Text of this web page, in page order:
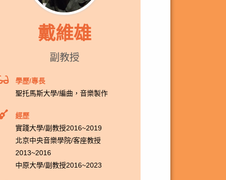
戴維雄
副教授
學歷/專長
聖托馬斯大學/編曲，音樂製作
經歷
實踐大學/副教授2016~2019
北京中央音樂學院/客座教授
2013~2016
中原大學/副教授2016~2023